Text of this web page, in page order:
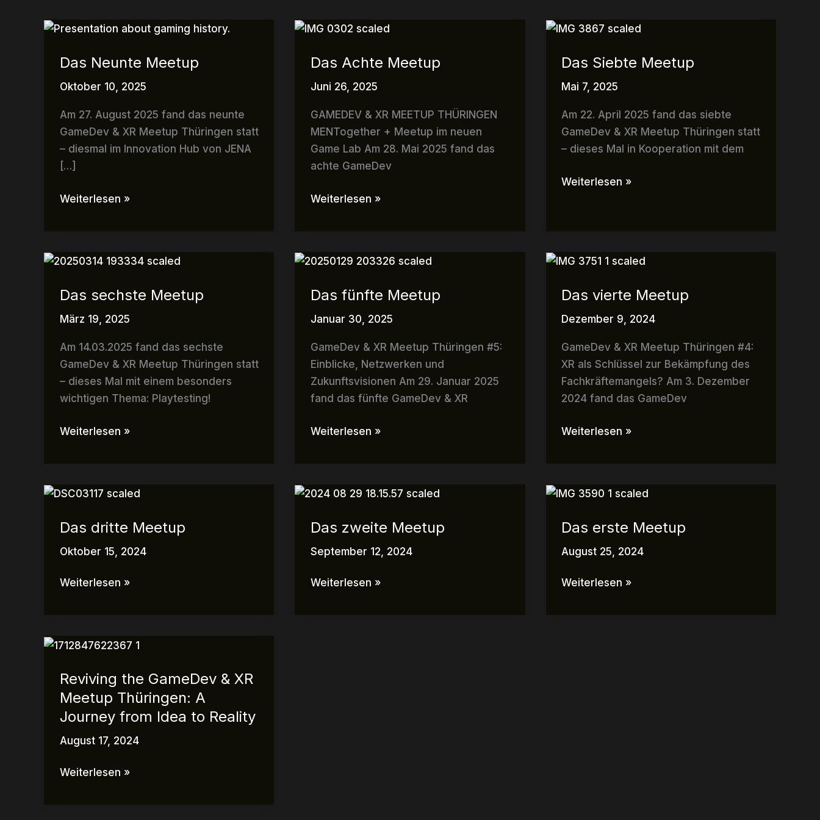
Das Neunte Meetup
Oktober 10, 2025
Am 27. August 2025 fand das neunte
GameDev & XR Meetup Thüringen statt
– diesmal im Innovation Hub von JENA
[…]
Das
Meetup
Weiterlesen »
Das Achte Meetup
Juni 26, 2025
GAMEDEV & XR MEETUP THÜRINGEN
MENTogether + Meetup im neuen
Game Lab Am 28. Mai 2025 fand das
achte GameDev
Das
Meetup
Weiterlesen »
Das Siebte Meetup
Mai 7, 2025
Am 22. April 2025 fand das siebte
GameDev & XR Meetup Thüringen statt
– dieses Mal in Kooperation mit dem
Das
Meetup
Weiterlesen »
Das sechste Meetup
März 19, 2025
Am 14.03.2025 fand das sechste
GameDev & XR Meetup Thüringen statt
– dieses Mal mit einem besonders
wichtigen Thema: Playtesting!
Das
Meetup
Weiterlesen »
Das fünfte Meetup
Januar 30, 2025
GameDev & XR Meetup Thüringen #5:
Einblicke, Netzwerken und
Zukunftsvisionen Am 29. Januar 2025
fand das fünfte GameDev & XR
Das
Meetup
Weiterlesen »
Das vierte Meetup
Dezember 9, 2024
GameDev & XR Meetup Thüringen #4:
XR als Schlüssel zur Bekämpfung des
Fachkräftemangels? Am 3. Dezember
2024 fand das GameDev
Das
Meetup
Weiterlesen »
Das dritte Meetup
Oktober 15, 2024
Das
Meetup
Weiterlesen »
Das zweite Meetup
September 12, 2024
Das
Meetup
Weiterlesen »
Das erste Meetup
August 25, 2024
Das
Meetup
Weiterlesen »
Reviving the GameDev & XR
Meetup Thüringen: A
Journey from Idea to Reality
August 17, 2024
Reviving
GameDev
&
XR
Thüringen:
Weiterlesen »